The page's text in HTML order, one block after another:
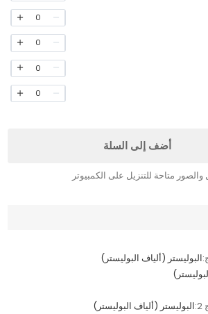
0
0
0
0
أضف إلى السلة
والصور متاحة للتنزيل على الكمبيوتر
البوليستر (ألياف البوليستر)
البوليستر (ألياف البوليستر)